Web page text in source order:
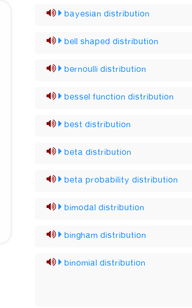
bayesian distribution
bell shaped distribution
bernoulli distribution
bessel function distribution
best distribution
beta distribution
beta probability distribution
bimodal distribution
bingham distribution
binomial distribution